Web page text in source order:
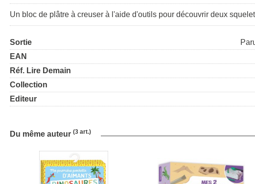
Un bloc de plâtre à creuser à l'aide d'outils pour découvrir deux
Sortie
EAN
Réf. Lire Demain
Collection
Editeur
Du même auteur (3 art.)